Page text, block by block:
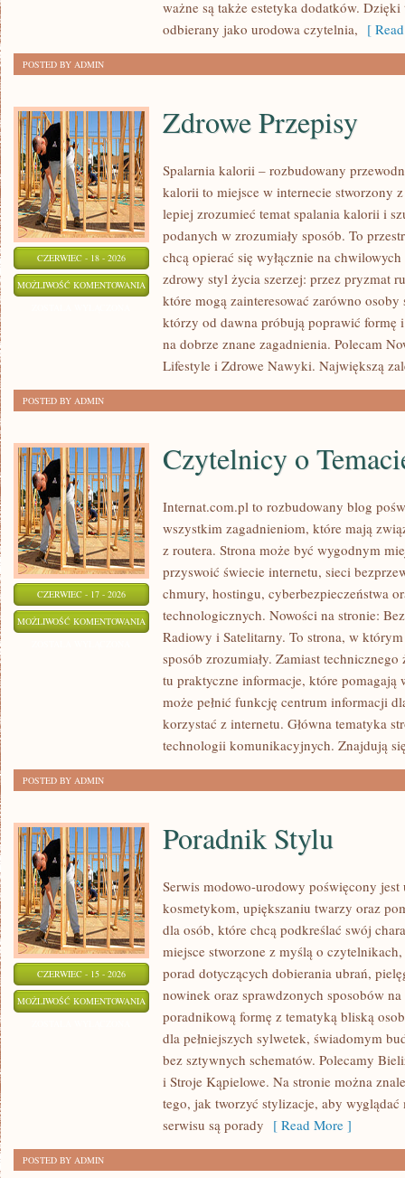
ważne są także estetyka dodatków.
odbierany jako urodowa czytelnia, [
POSTED BY ADMIN
CZERWIEC - 18 - 2026
MOŻLIWOŚĆ KOMENTOWANIA ZDROWE
PRZEPISY
Zdrowe Przepisy
Spalarnia kalorii – rozbudowany
kalorii to miejsce w internecie stworzony
lepiej zrozumieć temat spalania kalorii i
podanych w zrozumiały sposób. To
chcą opierać się wyłącznie na
zdrowy styl życia szerzej: przez pryzmat
które mogą zainteresować zarówno
którzy od dawna próbują poprawić formę
na dobrze znane zagadnienia. Polecam
Lifestyle i Zdrowe Nawyki. Największą
POSTED BY ADMIN
CZERWIEC - 17 - 2026
MOŻLIWOŚĆ KOMENTOWANIA CZYTELNICY
TEMACIE
Czytelnicy o
Internat.com.pl to rozbudowany blog
wszystkim zagadnieniom, które mają
z routera. Strona może być wygodnym
przyswoić świecie internetu, sieci
chmury, hostingu, cyberbezpieczeństwa
technologicznych. Nowości na stronie:
Radiowy i Satelitarny. To strona, w
sposób zrozumiały. Zamiast
tu praktyczne informacje, które pomagają
może pełnić funkcję centrum informacji
korzystać z internetu. Główna tematyka
technologii komunikacyjnych. Znajdują
POSTED BY ADMIN
CZERWIEC - 15 - 2026
MOŻLIWOŚĆ KOMENTOWANIA PORADNIK
STYLU
Poradnik Stylu
Serwis modowo-urodowy poświęcony
kosmetykom, upiększaniu twarzy oraz
dla osób, które chcą podkreślać swój
miejsce stworzone z myślą o
porad dotyczących dobierania ubrań,
nowinek oraz sprawdzonych sposobów
poradnikową formę z tematyką bliską
dla pełniejszych sylwetek, świadomym
bez sztywnych schematów. Polecamy
i Stroje Kąpielowe. Na stronie można
tego, jak tworzyć stylizacje, aby
serwisu są porady [ Read More ]
POSTED BY ADMIN